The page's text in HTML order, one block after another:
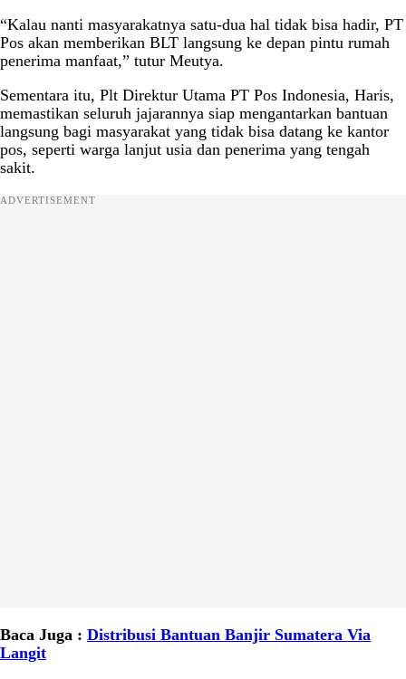
“Kalau nanti masyarakatnya satu-dua hal tidak bisa hadir, PT
Pos akan memberikan BLT langsung ke depan pintu rumah
penerima manfaat,” tutur Meutya.
Sementara itu, Plt Direktur Utama PT Pos Indonesia, Haris,
memastikan seluruh jajarannya siap mengantarkan bantuan
langsung bagi masyarakat yang tidak bisa datang ke kantor
pos, seperti warga lanjut usia dan penerima yang tengah
sakit.
ADVERTISEMENT
Baca Juga : Distribusi Bantuan Banjir Sumatera Via
Langit